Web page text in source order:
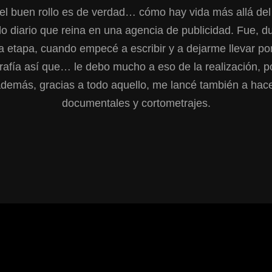
buen rollo es de verdad… cómo hay vida más allá del
diario que reina en una agencia de publicidad. Fue,
etapa, cuando empecé a escribir y a dejarme llevar
así que… le debo mucho a eso de la realización,
gracias a todo aquello, me lancé también a
documentales y cortometrajes.